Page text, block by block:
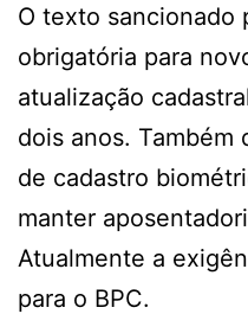
O texto sancionado
obrigatória para
atualização
dois anos. Também
de cadastro
manter
Atualmente a
para o BPC.